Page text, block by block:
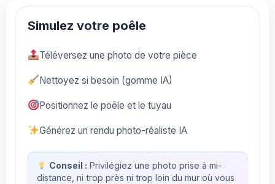
Simulez votre poêle
Téléversez une photo de votre pièce
Nettoyez si besoin (gomme IA)
Positionnez le poêle et le tuyau
Générez un rendu photo-réaliste IA
Conseil : Privilégiez une photo prise à mi-
distance, ni trop près ni trop loin du mur où vous